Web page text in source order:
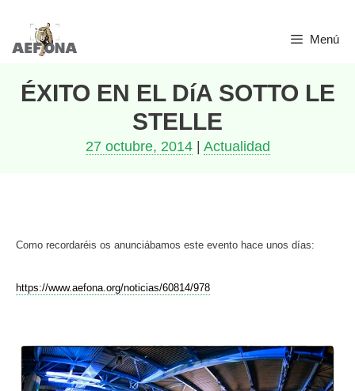
Saltar
Menú
ÉXITO EN EL DíA SOTTO LE
STELLE
27 octubre, 2014| Actualidad
Como recordaréis os anunciábamos este evento hace unos días:
https://www.aefona.org/noticias/60814/978